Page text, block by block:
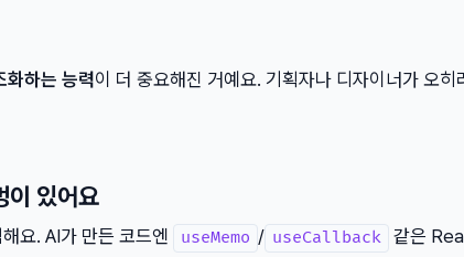
화하는 능력이 더 중요해진 거예요. 기획자나 디자이너가 오히
이 있어요
요. AI가 만든 코드엔 useMemo / useCallback 같은